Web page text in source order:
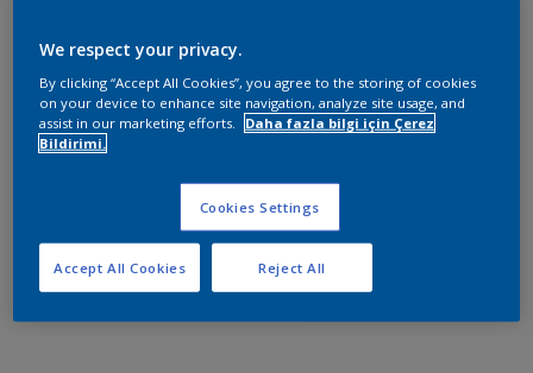
Boyut
2,5 L 7,5 L 15 L
Miktar
Sepete Ekle
We respect your privacy.
By clicking “Accept All Cookies”, you agree to the storing of cookies
on your device to enhance site navigation, analyze site usage, and
assist in our marketing efforts.
Daha fazla bilgi için Çerez
Bildirimi.
Cookies Settings
Reject All
Accept All Cookies